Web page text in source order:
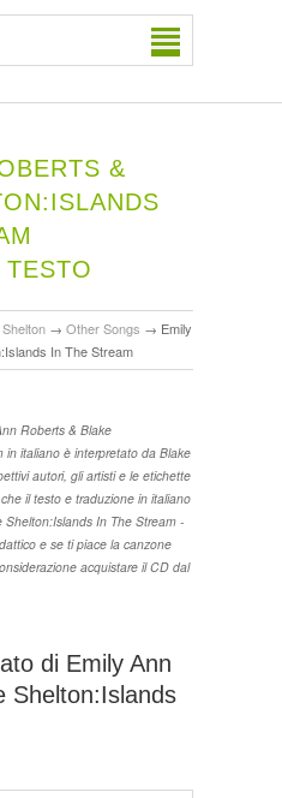
&
→ Other Songs → Emily
In The Stream
Roberts & Blake
italiano è interpretato da Blake
autori, gli artisti e le etichette
il testo e traduzione in italiano
In The Stream -
e se ti piace la canzone
acquistare il CD dal
di Emily Ann
Shelton:Islands